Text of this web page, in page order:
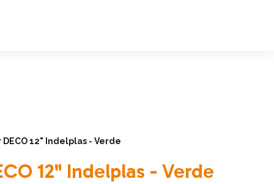
12" Indelplas - Verde
12" Indelplas - Verde